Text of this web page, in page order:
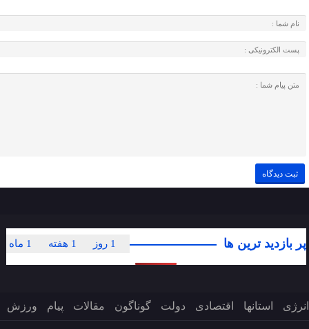
پر بازدید ترین ها 1 ماه 1 هفته 1 روز
انرژی استانها اقتصادی دولت گوناگون مقالات پیام ورزش